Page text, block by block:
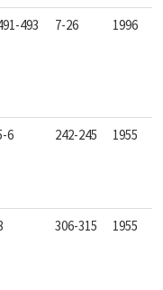
493 7-26 1996
6 242-245 1955
306-315 1955